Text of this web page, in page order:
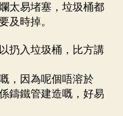
太易堵塞，垃圾桶都
及時掉。
扔入垃圾桶，比方講
，因為呢個唔溶於
鑄鐵管建造嘅，好易